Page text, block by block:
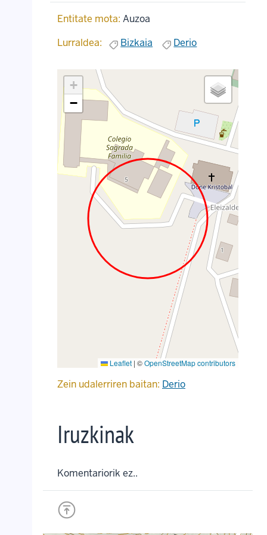
Entitate mota: Auzoa
Lurraldea:
Bizkaia Derio
+
−
Leaflet | ©OpenStreetMap contributors
Zein udalerriren baitan: Derio
Iruzkinak
Komentariorik ez..